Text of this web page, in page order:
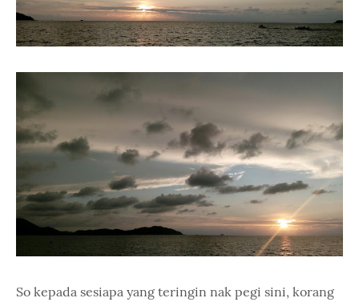
So kepada sesiapa yang teringin nak pegi sini, korang